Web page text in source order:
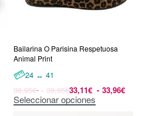
Bailarina O Parisina Respetuosa
Animal Print
24 ↔ 41
38,95€ 39,95€33,11€ 33,96€
Seleccionar opciones